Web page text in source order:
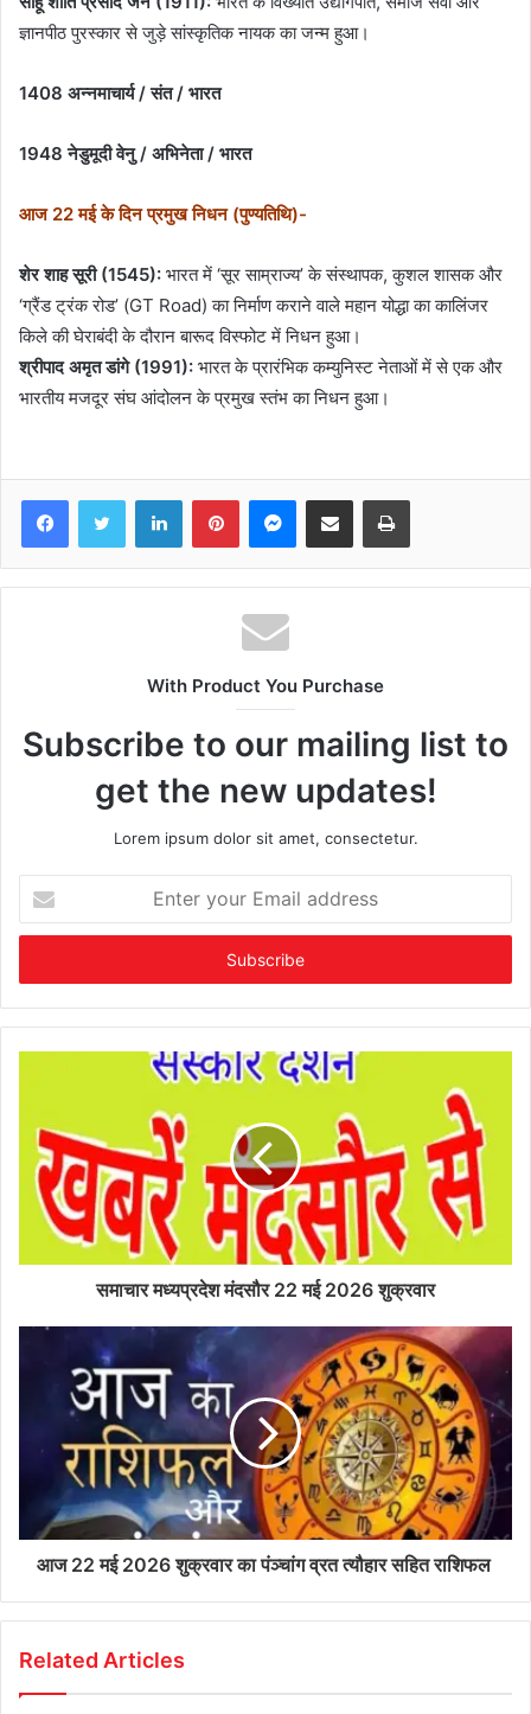
ज्ञानपीठ पुरस्कार से जुड़े सांस्कृतिक नायक का जन्म हुआ।
1408 अन्नमाचार्य / संत / भारत
1948 नेडुमूदी वेनु / अभिनेता / भारत
आज 22 मई के दिन प्रमुख निधन (पुण्यतिथि)-
शेर शाह सूरी (1545): भारत में ‘सूर साम्राज्य’ के संस्थापक, कुशल शासक और
‘ग्रैंड ट्रंक रोड’ (GT Road) का निर्माण कराने वाले महान योद्धा का कालिंजर
किले की घेराबंदी के दौरान बारूद विस्फोट में निधन हुआ।
श्रीपाद अमृत डांगे (1991): भारत के प्रारंभिक कम्युनिस्ट नेताओं में से एक और
भारतीय मजदूर संघ आंदोलन के प्रमुख स्तंभ का निधन हुआ।
FacebookTwitter LinkedInPinterestMessenger
Share via Email Print
With Product You Purchase
Subscribe to our mailing list to
get the new updates!
Lorem ipsum dolor sit amet, consectetur.
your
Email
समाचार मध्यप्रदेश मंदसौर 22 मई 2026 शुक्रवार
आज 22 मई 2026 शुक्रवार का पंञ्चांग व्रत त्यौहार सहित राशिफल
Related Articles